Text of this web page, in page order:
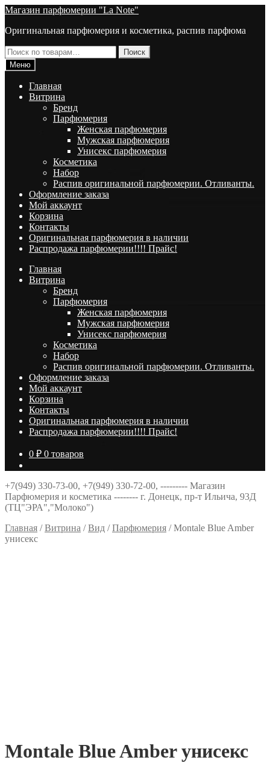
Перейти
навигации
Перейти
содержимому
Магазин парфюмерии "La Note"
Оригинальная парфюмерия и косметика, распив парфюма
Искать:
Поиск
Меню
Главная
Витрина
Брeнд
Парфюмерия
Женская парфюмерия
Мужская парфюмерия
Унисекс парфюмерия
Косметика
Набор
Распив оригинальной парфюмерии. Отливанты.
Оформление заказа
Мой аккаунт
Корзина
Контакты
Оригинальная парфюмерия в наличии
Распродажа парфюмерии!!!! Прайс!
Главная
Витрина
Брeнд
Парфюмерия
Женская парфюмерия
Мужская парфюмерия
Унисекс парфюмерия
Косметика
Набор
Распив оригинальной парфюмерии. Отливанты.
Оформление заказа
Мой аккаунт
Корзина
Контакты
Оригинальная парфюмерия в наличии
Распродажа парфюмерии!!!! Прайс!
0 ₽ 0 товаров
+7(949) 330-73-00, +7(949) 330-72-00, --------- Магазин
Парфюмерия и косметика -------- г. Донецк, пр-т Ильича, 93Д
(ТЦ"ЭРА","Молоко")
Главная /Витрина /Вид /Парфюмерия /Montale Blue Amber
унисекс
Montale Blue Amber унисекс